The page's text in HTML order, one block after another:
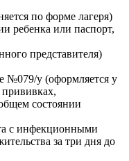
по форме лагеря)
ребенка или паспорт,
представителя)
№079/у (оформляется у
прививках,
состоянии
с инфекционными
за три дня до